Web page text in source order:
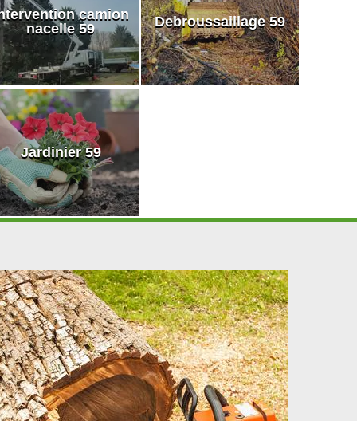
camion
nacelle 59
Debroussaillage 59
Jardinier 59